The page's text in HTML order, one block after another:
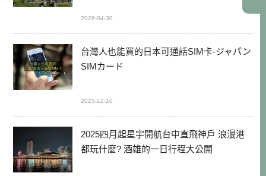
2026-04-30
台灣人也能買的日本可通話SIM卡-ジャパン
SIMカード
2025-12-10
2025四月起星宇開航台中直飛神戶 浪漫港
都玩什麼? 酒雄的一日行程大公開